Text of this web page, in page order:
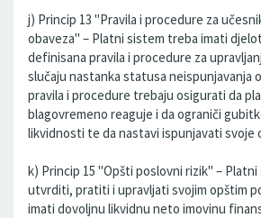
j) Princip 13 "Pravila i procedure za
obaveza" – Platni sistem treba imati
definisana pravila i procedure za
slučaju nastanka statusa neispunjavanja
pravila i procedure trebaju osigurati da
blagovremeno reaguje i da ograniči
likvidnosti te da nastavi ispunjavati svoje
k) Princip 15 "Opšti poslovni rizik" –
utvrditi, pratiti i upravljati svojim opštim
imati dovoljnu likvidnu neto imovinu